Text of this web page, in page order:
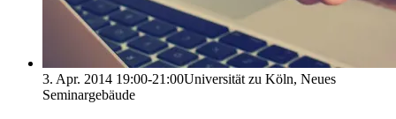
3. Apr. 2014 19:00-21:00Universität zu Köln, Neues
Seminargebäude